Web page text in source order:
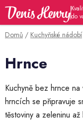
Přejít
obsah
Domů / Kuchyňské nádobí
Hrnce
Kuchyně bez hrnce
hrncích se připravuje
těstoviny a zeleninu